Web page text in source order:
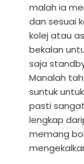
malah ia
dan sesuai
kolej atau
bekalan
saja
Manalah
suntuk
pasti
lengkap
memang